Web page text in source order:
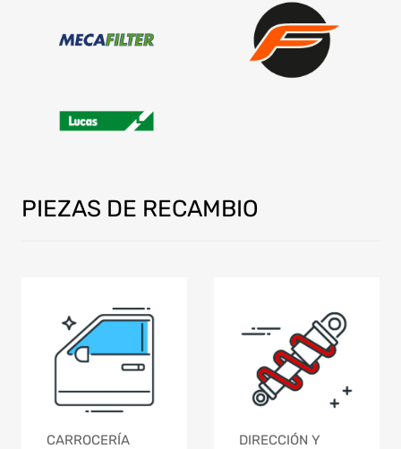
PIEZAS DE RECAMBIO
CARROCERÍA
DIRECCIÓN Y